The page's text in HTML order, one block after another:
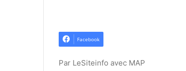
Facebook
Par LeSiteinfo avec MAP